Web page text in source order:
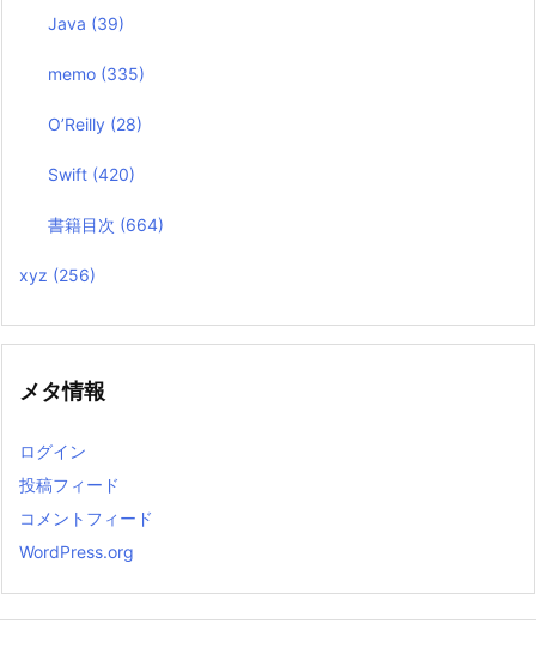
Java (39)
memo (335)
O’Reilly (28)
Swift (420)
書籍目次 (664)
xyz (256)
メタ情報
ログイン
投稿フィード
コメントフィード
WordPress.org